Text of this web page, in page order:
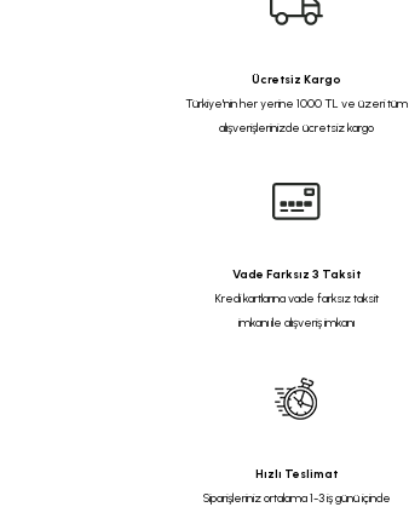
Ücretsiz Kargo
Türkiye'nin her yerine 1000 TL ve üzeri tüm
alışverişlerinizde ücretsiz kargo
Vade Farksız 3 Taksit
Kredi kartlarına vade farksız taksit
imkanı ile alışveriş imkanı
Hızlı Teslimat
Siparişleriniz ortalama 1-3 iş günü içinde